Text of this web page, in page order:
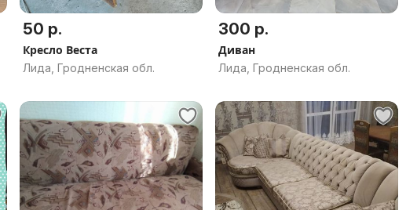
50 р.
Кресло Веста
Лида, Гродненская обл.
300 р.
Диван
Лида, Гродненская обл.